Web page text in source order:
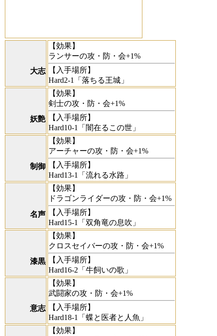
大志
【効果】
ランサーの攻・防・会+1%
【入手場所】
Hard2-1「落ちる王城」
妖艶
【効果】
剣士の攻・防・会+1%
【入手場所】
Hard10-1「闇在るこの世」
制御
【効果】
アーチャーの攻・防・会+1%
【入手場所】
Hard13-1「流れる水路」
名声
【効果】
ドラゴンライダーの攻・防・会+1%
【入手場所】
Hard15-1「双角竜の息吹」
漆黒
【効果】
クロスセイバーの攻・防・会+1%
【入手場所】
Hard16-2「牛飼いの歌」
意志
【効果】
武闘家の攻・防・会+1%
【入手場所】
Hard18-1「蝶と医者と人魚」
【効果】